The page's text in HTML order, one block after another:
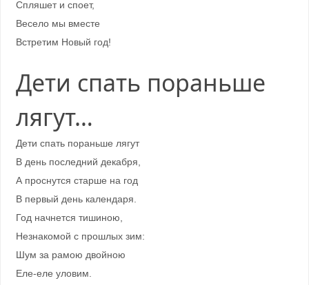
Спляшет и споет,
Весело мы вместе
Встретим Новый год!
Дети спать пораньше
лягут…
Дети спать пораньше лягут
В день последний декабря,
А проснутся старше на год
В первый день календаря.
Год начнется тишиною,
Незнакомой с прошлых зим:
Шум за рамою двойною
Еле-еле уловим.